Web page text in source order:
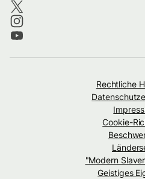
Rechtliche
Cookie-
"Modern
Geistiges